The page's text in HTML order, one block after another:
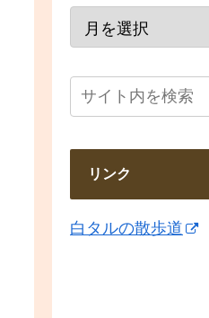
リンク
白タルの散歩道